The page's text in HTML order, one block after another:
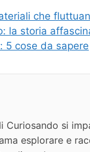
che
la storia
5 cose da sapere
si
esplorare e